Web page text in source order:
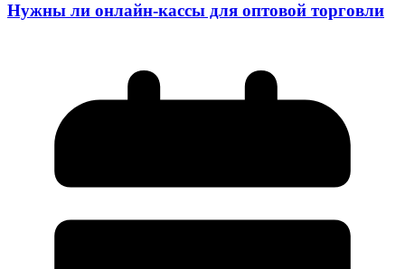
Нужны ли онлайн-кассы для оптовой торговли